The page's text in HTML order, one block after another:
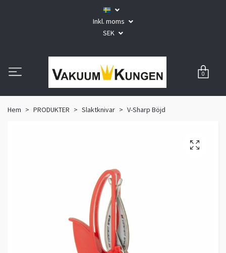
Inkl. moms
SEK
0
Hem PRODUKTER Slaktknivar V-Sharp Böjd